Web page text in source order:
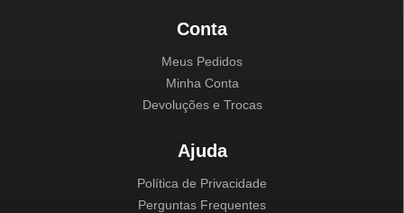
Conta
Meus Pedidos
Minha Conta
Devoluções e Trocas
Ajuda
Política de Privacidade
Perguntas Frequentes